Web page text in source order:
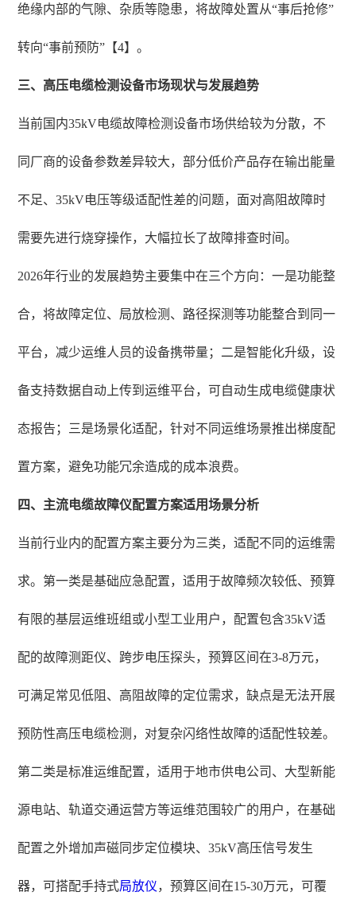
绝缘内部的气隙、杂质等隐患，将故障处置从“事后抢修”
转向“事前预防”【4】。
三、高压电缆检测设备市场现状与发展趋势
当前国内35kV电缆故障检测设备市场供给较为分散，不
同厂商的设备参数差异较大，部分低价产品存在输出能量
不足、35kV电压等级适配性差的问题，面对高阻故障时
需要先进行烧穿操作，大幅拉长了故障排查时间。
2026年行业的发展趋势主要集中在三个方向：一是功能整
合，将故障定位、局放检测、路径探测等功能整合到同一
平台，减少运维人员的设备携带量；二是智能化升级，设
备支持数据自动上传到运维平台，可自动生成电缆健康状
态报告；三是场景化适配，针对不同运维场景推出梯度配
置方案，避免功能冗余造成的成本浪费。
四、主流电缆故障仪配置方案适用场景分析
当前行业内的配置方案主要分为三类，适配不同的运维需
求。第一类是基础应急配置，适用于故障频次较低、预算
有限的基层运维班组或小型工业用户，配置包含35kV适
配的故障测距仪、跨步电压探头，预算区间在3-8万元，
可满足常见低阻、高阻故障的定位需求，缺点是无法开展
预防性高压电缆检测，对复杂闪络性故障的适配性较差。
第二类是标准运维配置，适用于地市供电公司、大型新能
源电站、轨道交通运营方等运维范围较广的用户，在基础
配置之外增加声磁同步定位模块、35kV高压信号发生
器，可搭配手持式局放仪，预算区间在15-30万元，可覆